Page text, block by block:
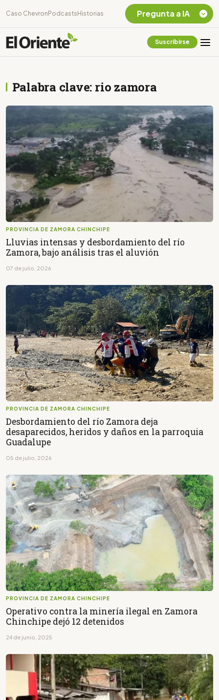
Caso Chevron Podcasts Historias
Suscribirse
Palabra clave: rio zamora
PROVINCIA DE ZAMORA CHINCHIPE
Lluvias intensas y desbordamiento del río
Zamora, bajo análisis tras el aluvión
07 de julio, 2026
PROVINCIA DE ZAMORA CHINCHIPE
Desbordamiento del río Zamora deja
desaparecidos, heridos y daños en la parroquia
Guadalupe
05 de julio, 2026
PROVINCIA DE ZAMORA CHINCHIPE
Operativo contra la minería ilegal en Zamora
Chinchipe dejó 12 detenidos
24 de junio, 2025
Pregunta a IA
Listar destinos
Amazonia Ecuatoriana
¿En que consiste la
tasa minera que rige en
Ecuador?